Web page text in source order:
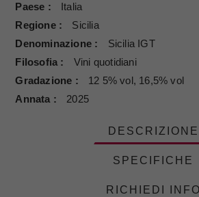
Paese
Italia
Regione
Sicilia
Denominazione
Sicilia IGT
Filosofia
Vini quotidiani
Gradazione
12 5% vol, 16,5% vol
Annata
2025
DESCRIZIONE
SPECIFICHE
RICHIEDI INFO